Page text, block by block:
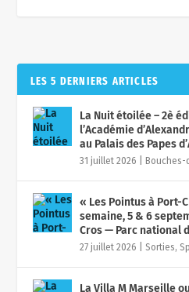
LES 5 DERNIERS ARTICLES
La Nuit étoilée – 2è
l’Académie
au Palais des Papes
31 juillet 2026 Bouches-
« Les Pointus à Port-
semaine, 5 & 6
Cros — Parc national
27 juillet 2026 |Sorties,
La Villa M Marseille